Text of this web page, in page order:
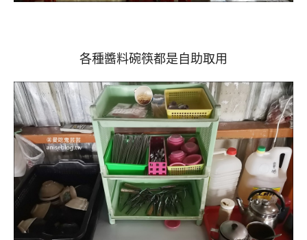
各種醬料碗筷都是自助取用